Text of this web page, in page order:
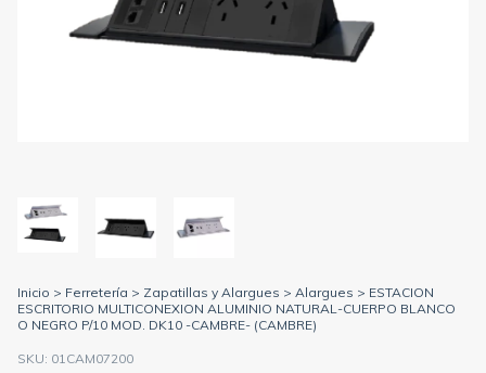
Inicio > Ferretería > Zapatillas y Alargues > Alargues > ESTACION
ESCRITORIO MULTICONEXION ALUMINIO NATURAL-CUERPO BLANCO
O NEGRO P/10 MOD. DK10 -CAMBRE- (CAMBRE)
SKU: 01CAM07200